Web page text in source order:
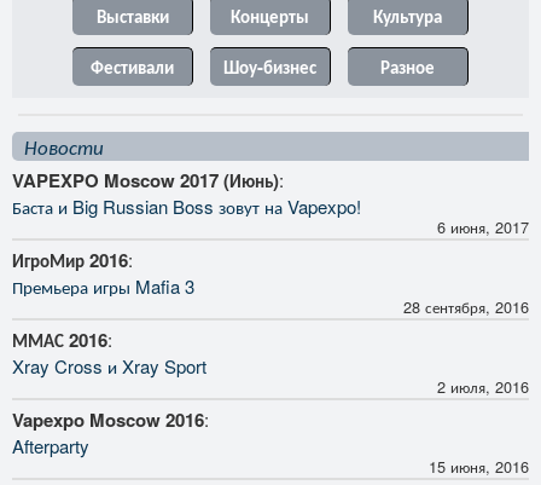
Выставки Концерты
Культура
Фестивали
Шоу-бизнес Разное
Новости
VAPEXPO Moscow 2017 (Июнь):
Баста и Big Russian Boss зовут на Vapexpo!
6 июня, 2017
ИгроМир 2016:
Премьера игры Mafia 3
28 сентября, 2016
ММАС 2016:
Xray Cross и Xray Sport
2 июля, 2016
Vapexpo Moscow 2016:
Afterparty
15 июня, 2016